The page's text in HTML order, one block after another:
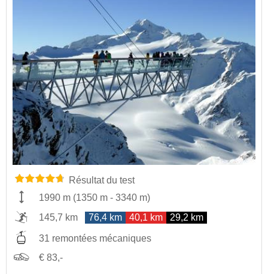
Résultat du test
1990 m (1350 m - 3340 m)
145,7 km
76,4 km 40,1 km 29,2 km
31 remontées mécaniques
€ 83,-